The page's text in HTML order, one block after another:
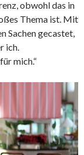
obwohl das in
Thema ist. Mit
Sachen gecastet,
ich.
mich.“